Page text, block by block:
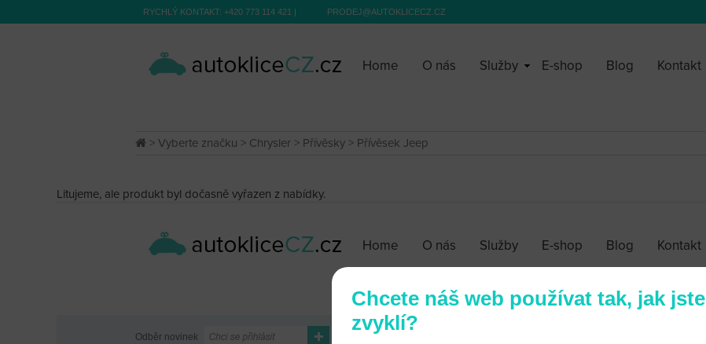
RYCHLÝ KONTAKT: +420 773 114 421 | PRODEJ@AUTOKLICECZ.CZ
Home O nás Služby E-shop Blog Kontakt
> Vyberte značku > Chrysler > Přívěsky > Přívěsek Jeep
Litujeme, ale produkt byl dočasně vyřazen z nabídky.
Home O nás Služby E-shop Blog Kontakt
Odběr novinek Obchodní podmínky
Chcete náš web používat tak, jak jste
zvyklí?